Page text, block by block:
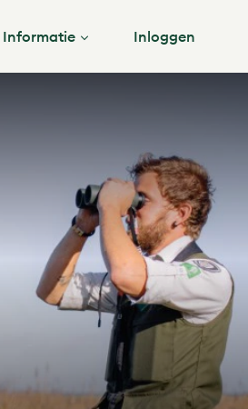
Informatie Inloggen